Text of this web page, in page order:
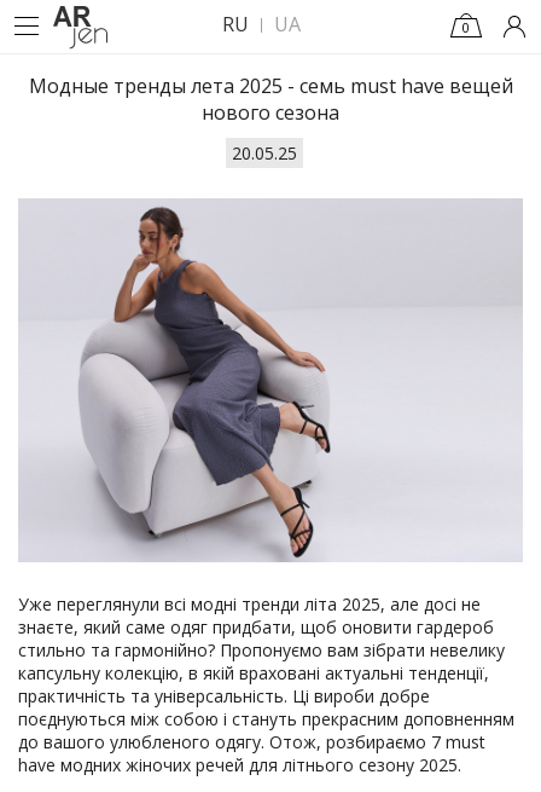
RU UA 0
Модные тренды лета 2025 - семь must have вещей
нового сезона
20.05.25
Уже переглянули всі модні тренди літа 2025, але досі не
знаєте, який саме одяг придбати, щоб оновити гардероб
стильно та гармонійно? Пропонуємо вам зібрати невелику
капсульну колекцію, в якій враховані актуальні тенденції,
практичність та універсальність. Ці вироби добре
поєднуються між собою і стануть прекрасним доповненням
до вашого улюбленого одягу. Отож, розбираємо 7 must
have модних жіночих речей для літнього сезону 2025.